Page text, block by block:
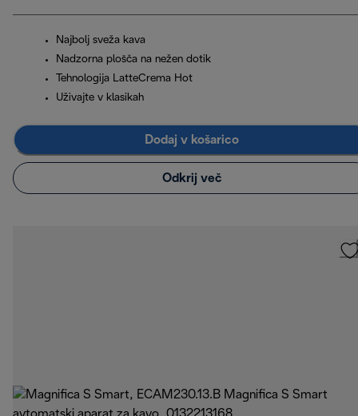
Najbolj sveža kava
Nadzorna plošča na nežen dotik
Tehnologija LatteCrema Hot
Uživajte v klasikah
Dodaj v košarico
Odkrij več